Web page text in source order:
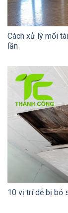
Cách xử lý mối
lần
10 vị trí dễ bị bỏ